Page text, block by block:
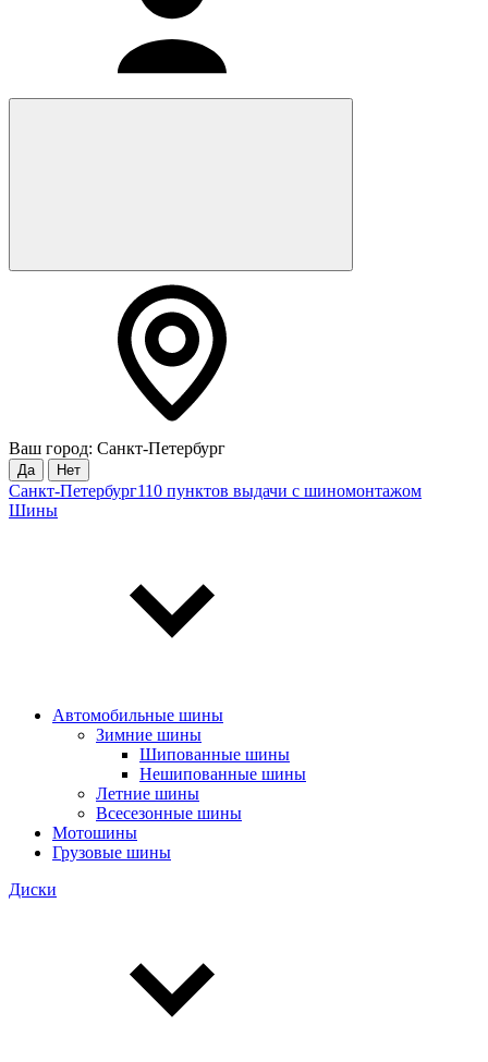
Ваш город: Санкт-Петербург
Да Нет
Санкт-Петербург110 пунктов выдачи с шиномонтажом
Шины
Автомобильные шины
Зимние шины
Шипованные шины
Нешипованные шины
Летние шины
Всесезонные шины
Мотошины
Грузовые шины
Диски